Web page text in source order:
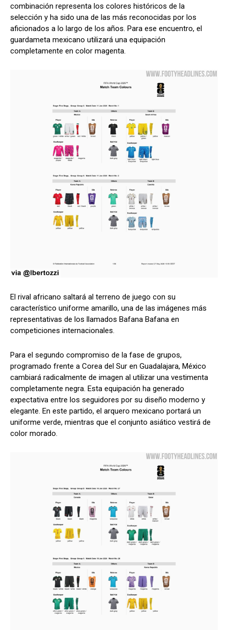
combinación representa los colores históricos de la
selección y ha sido una de las más reconocidas por los
aficionados a lo largo de los años. Para ese encuentro, el
guardameta mexicano utilizará una equipación
completamente en color magenta.
El rival africano saltará al terreno de juego con su
característico uniforme amarillo, una de las imágenes más
representativas de los llamados Bafana Bafana en
competiciones internacionales.
Para el segundo compromiso de la fase de grupos,
programado frente a Corea del Sur en Guadalajara, México
cambiará radicalmente de imagen al utilizar una vestimenta
completamente negra. Esta equipación ha generado
expectativa entre los seguidores por su diseño moderno y
elegante. En este partido, el arquero mexicano portará un
uniforme verde, mientras que el conjunto asiático vestirá de
color morado.